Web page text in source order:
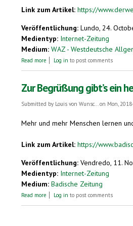
Link zum Artikel: https://
Veröffentlichung: Lundo, 24.
Medientyp: Internet-Zeitung
Medium: WAZ - Westdeutsche
Read more about Dem Bedeutungsverlust
Log in to post comments
Zur Begrüßung gibt’s ein
Submitted by Louis von Wunsc...on Mon,
Mehr und mehr Menschen lernen
Link zum Artikel: https://
Veröffentlichung: Vendredo, 11.
Medientyp: Internet-Zeitung
Medium: Badische Zeitung
Read more about Zur Begrüßung gibt’s ein
Log in to post comments